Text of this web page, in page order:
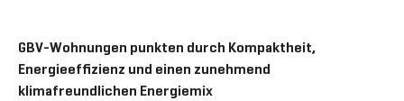
GBV-Wohnungen punkten durch Kompaktheit,
Energieeffizienz und einen zunehmend
klimafreundlichen Energiemix